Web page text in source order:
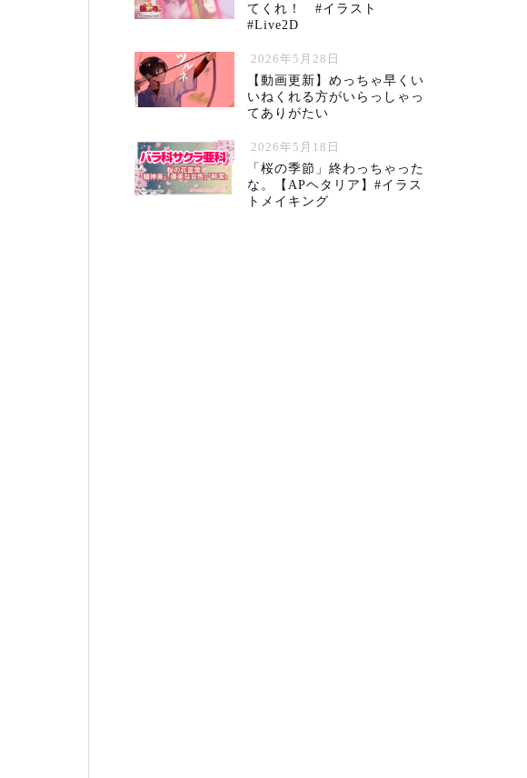
てくれ！ #イラスト
#Live2D
2026年5月28日
【動画更新】めっちゃ早くい
いねくれる方がいらっしゃっ
てありがたい
2026年5月18日
「桜の季節」終わっちゃった
な。【APヘタリア】#イラス
トメイキング